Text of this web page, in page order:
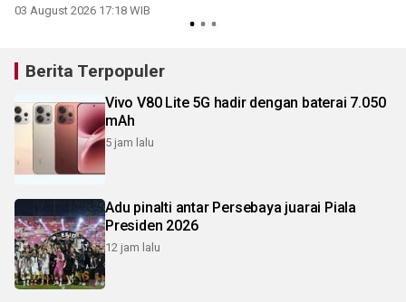
03 August 2026 17:18 WIB
Berita Terpopuler
Vivo V80 Lite 5G hadir dengan baterai 7.050
mAh
5 jam lalu
Adu pinalti antar Persebaya juarai Piala
Presiden 2026
12 jam lalu